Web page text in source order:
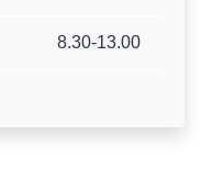
8.30-13.00